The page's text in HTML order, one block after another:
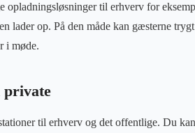
opladningsløsninger til erhverv for
lader op. På den måde kan gæsterne
i møde.
private
til erhverv og det offentlige. Du